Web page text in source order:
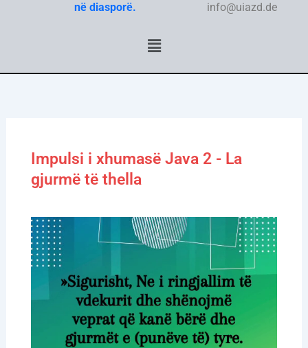
në diasporë.
info@uiazd.de
Menu
Impulsi i xhumasë Java 2 - La
gjurmë të thella